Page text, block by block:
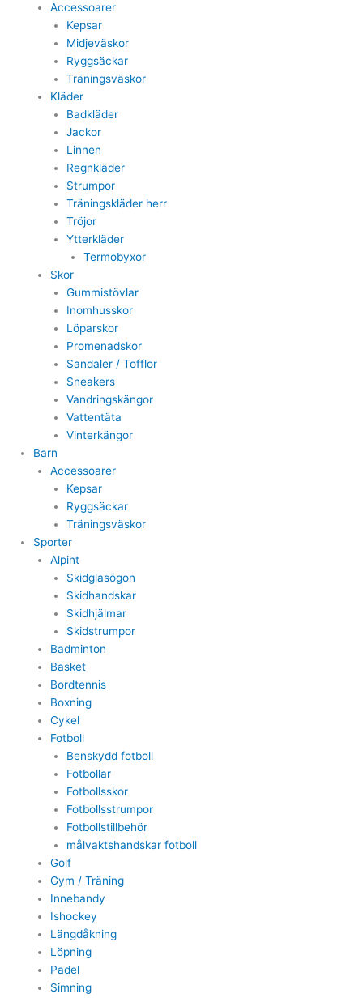
Accessoarer
Kepsar
Midjeväskor
Ryggsäckar
Träningsväskor
Kläder
Badkläder
Jackor
Linnen
Regnkläder
Strumpor
Träningskläder herr
Tröjor
Ytterkläder
Termobyxor
Skor
Gummistövlar
Inomhusskor
Löparskor
Promenadskor
Sandaler / Tofflor
Sneakers
Vandringskängor
Vattentäta
Vinterkängor
Barn
Accessoarer
Kepsar
Ryggsäckar
Träningsväskor
Sporter
Alpint
Skidglasögon
Skidhandskar
Skidhjälmar
Skidstrumpor
Badminton
Basket
Bordtennis
Boxning
Cykel
Fotboll
Benskydd fotboll
Fotbollar
Fotbollsskor
Fotbollsstrumpor
Fotbollstillbehör
målvaktshandskar fotboll
Golf
Gym / Träning
Innebandy
Ishockey
Längdåkning
Löpning
Padel
Simning